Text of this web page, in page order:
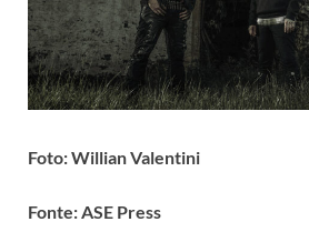
Foto:Willian Valentini
Fonte: ASE Press